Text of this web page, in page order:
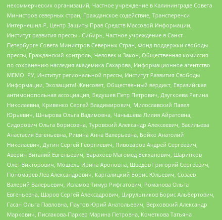
некоммерческих организаций, Частное учреждение в Калининграде Совета
Министров северных стран, Гражданское содействие, Трансперенси
Интернешнл-Р, Центр Защиты Прав Средств Массовой Информации,
Институт развития прессы - Сибирь, Частное учреждение в Санкт-
Петербурге Совета Министров Северных Стран, Фонд поддержки свободы
прессы, Гражданский контроль, Человек и Закон, Общественная комиссия
по сохранению наследия академика Сахарова, Информационное агентство
МЕМО. РУ, Институт региональной прессы, Институт Развития Свободы
Информации, Экозащита!-Женсовет, Общественный вердикт, Евразийская
антимонопольная ассоциация, Бедушев Петр Петрович, Дзугкоева Регина
Николаевна, Кривенко Сергей Владимирович, Милославский Павел
Юрьевич, Шнырова Ольга Вадимовна, Чанышева Лилия Айратовна,
Сидорович Ольга Борисовна, Туровский Александр Алексеевич, Васильева
Анастасия Евгеньевна, Ривина Анна Валерьевна, Бойко Анатолий
Николаевич, Дугин Сергей Георгиевич, Пивоваров Андрей Сергеевич,
Аверин Виталий Евгеньевич, Барахоев Магомед Бекханович, Шарипков
Олег Викторович, Мошель Ирина Ароновна, Шведов Григорий Сергеевич,
Пономарев Лев Александрович, Каргалицкий Борис Юльевич, Созаев
Валерий Валерьевич, Исламов Тимур Рифгатович, Романова Ольга
Евгеньевна, Щаров Сергей Алексадрович, Цирульников Борис Альбертович,
Гасан Ольга Павловна, Паутов Юрий Анатольевич, Верховский Александр
Маркович, Пислакова-Паркер Марина Петровна, Кочеткова Татьяна